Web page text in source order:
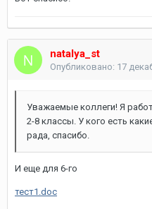
natalya_st
Опубликовано: 17
Уважаемые коллеги! Я
2-8 классы. У кого есть
рада, спасибо.
И еще для 6-го
тест1.doc